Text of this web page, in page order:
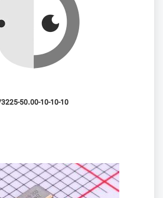
3225-50.00-10-10-10/A